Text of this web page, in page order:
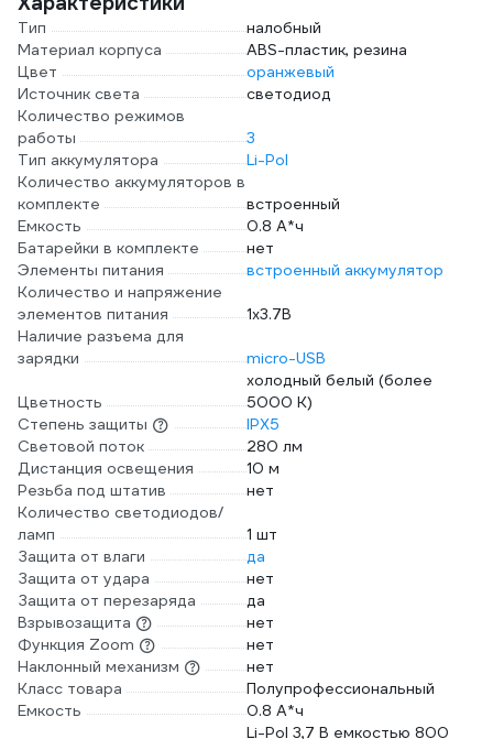
Тип
налобный
Материал корпуса
ABS-пластик, резина
Цвет
оранжевый
Источник света
светодиод
Количество режимов
работы
3
Тип аккумулятора
Li-Pol
Количество аккумуляторов в
комплекте
встроенный
Емкость
0.8 А*ч
Батарейки в комплекте
нет
Элементы питания
встроенный аккумулятор
Количество и напряжение
элементов питания
1х3.7В
Наличие разъема для
зарядки
micro-USB
Цветность
холодный белый (более
5000 К)
Степень защиты
IPX5
Световой поток
280 лм
Дистанция освещения
10 м
Резьба под штатив
нет
Количество светодиодов/
ламп
1 шт
Защита от влаги
да
Защита от удара
нет
Защита от перезаряда
да
Взрывозащита
нет
Функция Zoom
нет
Наклонный механизм
нет
Класс товара
Полупрофессиональный
Емкость
0.8 А*ч
Li-Pol 3,7 В емкостью 800